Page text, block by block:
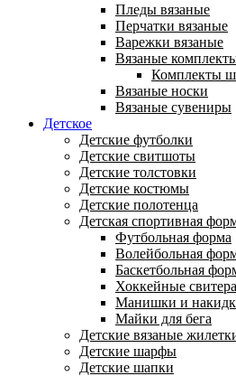
Пледы вязаные
Перчатки вязаные
Варежки вязаные
Вязаные
Комплекты
Вязаные носки
Вязаные сувениры
Детское
Детские футболки
Детские свитшоты
Детские толстовки
Детские костюмы
Детские полотенца
Детская спортивная
Футбольная форма
Волейбольная
Баскетбольная
Хоккейные свитера
Манишки и
Майки для бега
Детские вязаные
Детские шарфы
Детские шапки